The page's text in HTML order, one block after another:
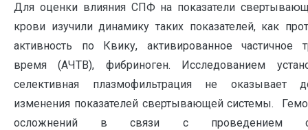
Для оценки влияния СПФ на показатели
крови изучили динамику таких показателей, как
активность по Квику, активированное частичное
время (АЧТВ), фибриноген. Исследованием
селективная плазмофильтрация не оказывает
изменения показателей свертывающей системы.
осложнений в связи с проведением